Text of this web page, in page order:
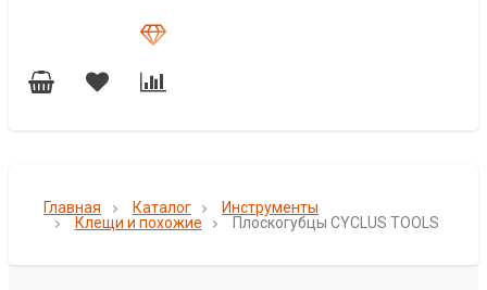
Главная Каталог
Инструменты
Клещи и похожие
Плоскогубцы CYCLUS TOOLS